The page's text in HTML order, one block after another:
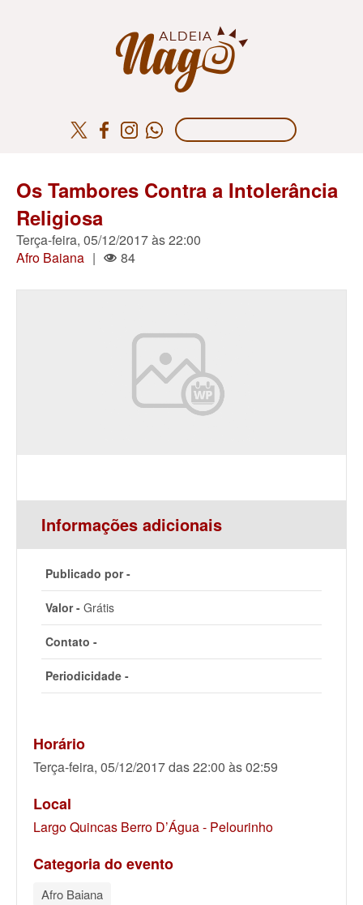
Os Tambores Contra a Intolerância
Religiosa
Terça-feira, 05/12/2017 às 22:00
Afro Baiana | 84
Informações adicionais
Publicado por -
Valor - Grátis
Contato -
Periodicidade -
Horário
Terça-feira, 05/12/2017 das 22:00 às 02:59
Local
Largo Quincas Berro D’Água - Pelourinho
Categoria do evento
Afro Baiana